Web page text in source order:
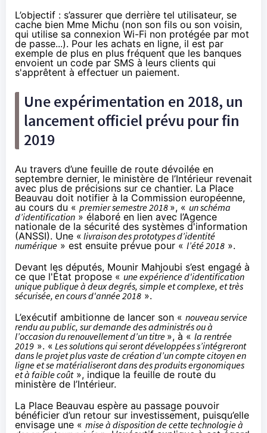
L’objectif : s’assurer que derrière tel utilisateur, se
cache bien Mme Michu (non son fils ou son voisin,
qui utilise sa connexion Wi-Fi non protégée par mot
de passe...). Pour les achats en ligne, il est par
exemple de plus en plus fréquent que les banques
envoient un code par SMS à leurs clients qui
s'apprêtent à effectuer un paiement.
Une expérimentation en 2018, un
lancement officiel prévu pour fin
2019
Au travers d’une feuille de route dévoilée en
septembre dernier, le ministère de l’Intérieur revenait
avec plus de précisions sur ce chantier. La Place
Beauvau doit notifier à la Commission européenne,
au cours du « premier semestre 2018 », « un schéma
d’identification » élaboré en lien avec l’Agence
nationale de la sécurité des systèmes d'information
(ANSSI). Une « livraison des prototypes d’identité
numérique » est ensuite prévue pour « l’été 2018 ».
Devant les députés, Mounir Mahjoubi s’est engagé à
ce que l'État propose « une expérience d'identification
unique publique à deux degrés, simple et complexe, et très
sécurisée, en cours d'année 2018 ».
L’exécutif ambitionne de lancer son « nouveau service
rendu au public, sur demande des administrés ou à
l’occasion du renouvellement d’un titre », à « la rentrée
2019 ». « Les solutions qui seront développées s’intégreront
dans le projet plus vaste de création d’un compte citoyen en
ligne et se matérialiseront dans des produits ergonomiques
et à faible coût», indique la feuille de route du
ministère de l’Intérieur.
La Place Beauvau espère au passage pouvoir
bénéficier d’un retour sur investissement, puisqu’elle
envisage une « mise à disposition de cette technologie à